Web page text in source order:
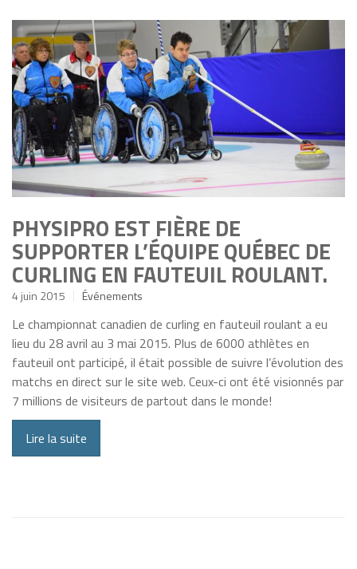
PHYSIPRO EST FIÈRE DE
SUPPORTER L’ÉQUIPE QUÉBEC DE
CURLING EN FAUTEUIL ROULANT.
4 juin 2015 Événements
Le championnat canadien de curling en fauteuil roulant a eu
lieu du 28 avril au 3 mai 2015. Plus de 6000 athlètes en
fauteuil ont participé, il était possible de suivre l’évolution des
matchs en direct sur le site web. Ceux-ci ont été visionnés par
7 millions de visiteurs de partout dans le monde!
Lire la suite